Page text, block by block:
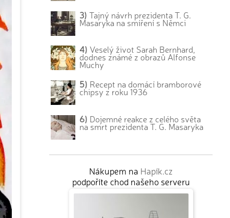
3) Tajný návrh prezidenta T. G.
Masaryka na smíření s Němci
4) Veselý život Sarah Bernhard,
dodnes známé z obrazů Alfonse
Muchy
5) Recept na domácí bramborové
chipsy z roku 1936
6) Dojemné reakce z celého světa
na smrt prezidenta T. G. Masaryka
Nákupem na Hapík.cz
podpoříte chod našeho serveru